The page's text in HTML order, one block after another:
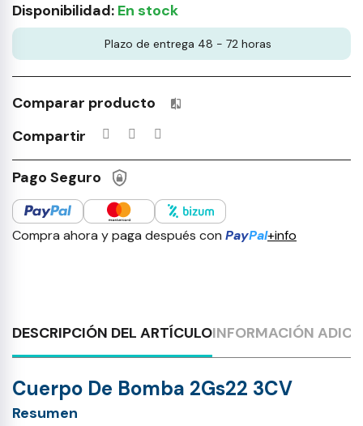
Disponibilidad: En stock
Plazo de entrega 48 - 72 horas
Comparar producto Productos incluidos en tu lista
Compartir
Pago Seguro
Compra ahora y paga después con PayPal+info
DESCRIPCIÓN DEL ARTÍCULOINFORMACIÓN
Cuerpo De Bomba 2Gs22 3CV
Resumen